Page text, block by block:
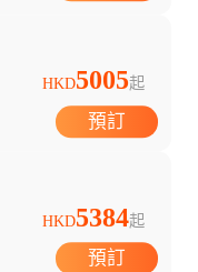
HKD5005起
預訂
HKD5384起
預訂